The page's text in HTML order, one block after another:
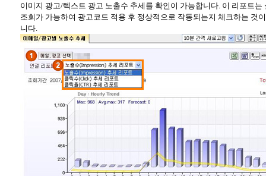
이미지 광고/텍스트 광고 노출수 추세를 확인이 가능합니다. 이 리포트는
조회가 가능하여 광고코드 적용 후 정상적으로 작동되는지 체크하는 것
니다.